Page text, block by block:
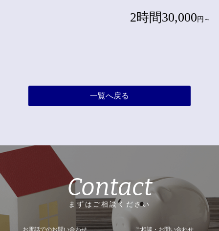
2時間30,000 円～
一覧へ戻る
Contact
まずはご相談ください
お電話でのお問い合わせ ご相談・お問い合わせ